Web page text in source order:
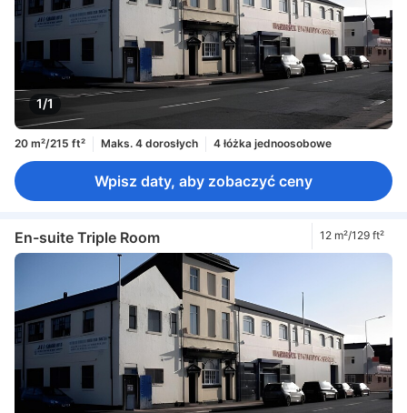
1/1
20 m²/215 ft² Maks. 4 dorosłych 4 łóżka jednoosobowe
Wpisz daty, aby zobaczyć ceny
En-suite Triple Room 12 m²/129 ft²